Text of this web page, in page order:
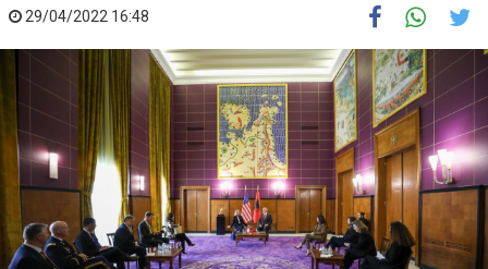
29/04/2022 16:48